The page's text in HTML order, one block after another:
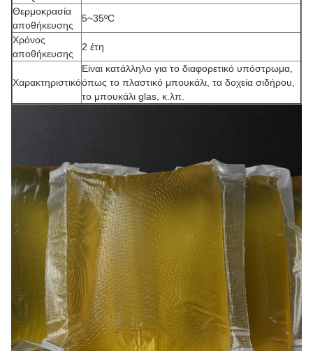
Θερμοκρασία
αποθήκευσης
5~35ºC
Χρόνος
αποθήκευσης
2 έτη
Χαρακτηριστικό
Είναι κατάλληλο για το διαφορετικό υπόστρωμα,
όπως το πλαστικό μπουκάλι, τα δοχεία σιδήρου,
το μπουκάλι glas, κ.λπ.